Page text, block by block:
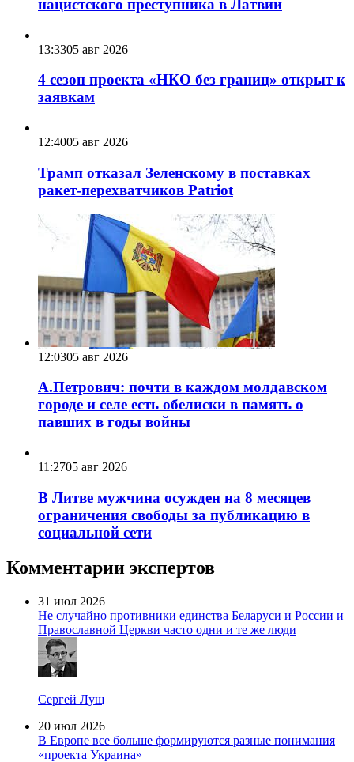
нацистского преступника в Латвии
13:3305 авг 2026
4 сезон проекта «НКО без границ» открыт к
заявкам
12:4005 авг 2026
Трамп отказал Зеленскому в поставках
ракет-перехватчиков Patriot
12:0305 авг 2026
А.Петрович: почти в каждом молдавском
городе и селе есть обелиски в память о
павших в годы войны
11:2705 авг 2026
В Литве мужчина осужден на 8 месяцев
ограничения свободы за публикацию в
социальной сети
Комментарии экспертов
31 июл 2026
Не случайно противники единства Беларуси и России и
Православной Церкви часто одни и те же люди
Сергей Лущ
20 июл 2026
В Европе все больше формируются разные понимания
«проекта Украина»